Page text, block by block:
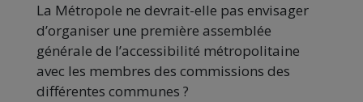
La Métropole ne devrait-elle pas envisager
d’organiser une première assemblée
générale de l’accessibilité métropolitaine
avec les membres des commissions des
différentes communes ?